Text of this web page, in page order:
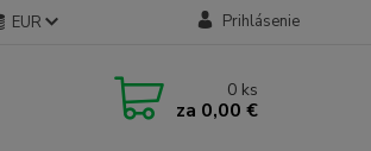
EUR Prihlásenie
0 ks
za 0,00 €